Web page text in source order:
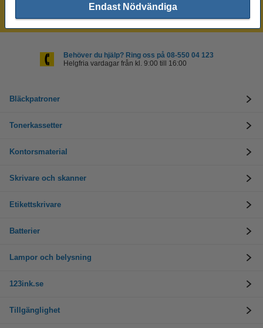
Endast Nödvändiga
Behöver du hjälp? Ring oss på 08-550 04 123
Helgfria vardagar från kl. 9:00 till 16:00
Bläckpatroner
Tonerkassetter
Kontorsmaterial
Skrivare och skanner
Etikettskrivare
Batterier
Lampor och belysning
123ink.se
Tillgänglighet